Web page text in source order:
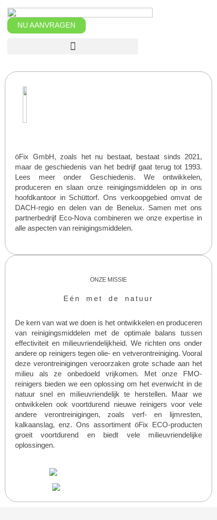
naar
inhoudNU AANVRAGEN
öFix GmbH, zoals het nu bestaat, bestaat sinds 2021,
maar de geschiedenis van het bedrijf gaat terug tot 1993.
Lees meer onder Geschiedenis. We ontwikkelen,
produceren en slaan onze reinigingsmiddelen op in ons
hoofdkantoor in Schüttorf. Ons verkoopgebied omvat de
DACH-regio en delen van de Benelux. Samen met ons
partnerbedrijf Eco-Nova combineren we onze expertise in
alle aspecten van reinigingsmiddelen.
ONZE MISSIE
Eén met de natuur
De kern van wat we doen is het ontwikkelen en produceren
van reinigingsmiddelen met de optimale balans tussen
effectiviteit en milieuvriendelijkheid. We richten ons onder
andere op reinigers tegen olie- en vetverontreiniging. Vooral
deze verontreinigingen veroorzaken grote schade aan het
milieu als ze onbedoeld vrijkomen. Met onze FMO-
reinigers bieden we een oplossing om het evenwicht in de
natuur snel en milieuvriendelijk te herstellen. Maar we
ontwikkelen ook voortdurend nieuwe reinigers voor vele
andere verontreinigingen, zoals verf- en lijmresten,
kalkaanslag, enz. Ons assortiment öFix ECO-producten
groeit voortdurend en biedt vele milieuvriendelijke
oplossingen.